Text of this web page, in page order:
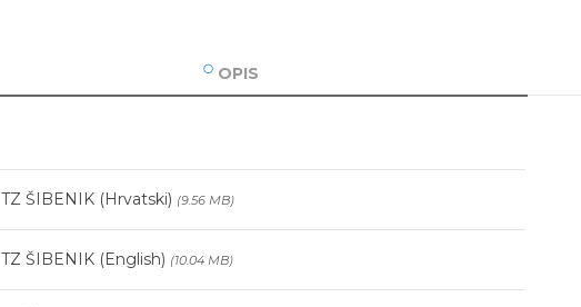
OPIS
TZ ŠIBENIK (Hrvatski) (9.56 MB)
TZ ŠIBENIK (English) (10.04 MB)